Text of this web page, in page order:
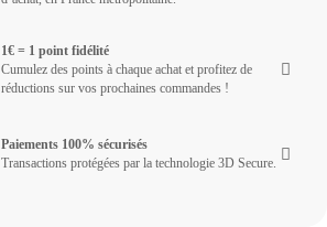
1€ = 1 point fidélité
Cumulez des points à chaque achat et profitez de
réductions sur vos prochaines commandes !
Paiements 100% sécurisés
Transactions protégées par la technologie 3D Secure.